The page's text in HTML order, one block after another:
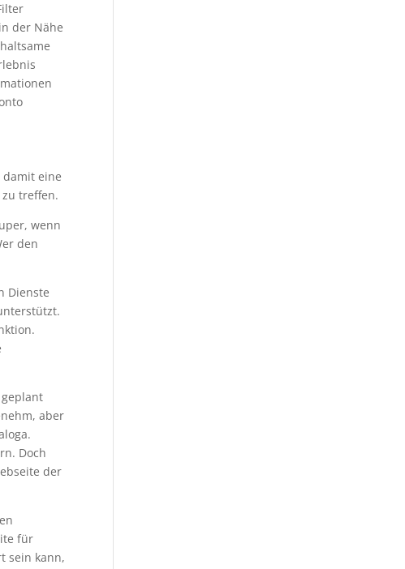
der Nähe
damit eine
treffen.
wenn
den
Dienste
aber
Doch
der
für
sein kann,